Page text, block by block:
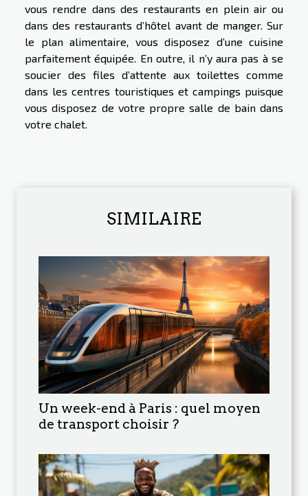
vous rendre dans des restaurants en plein air ou
dans des restaurants d’hôtel avant de manger. Sur
le plan alimentaire, vous disposez d’une cuisine
parfaitement équipée. En outre, il n’y aura pas à se
soucier des files d’attente aux toilettes comme
dans les centres touristiques et campings puisque
vous disposez de votre propre salle de bain dans
votre chalet.
SIMILAIRE
Un week-end à Paris : quel moyen
de transport choisir ?